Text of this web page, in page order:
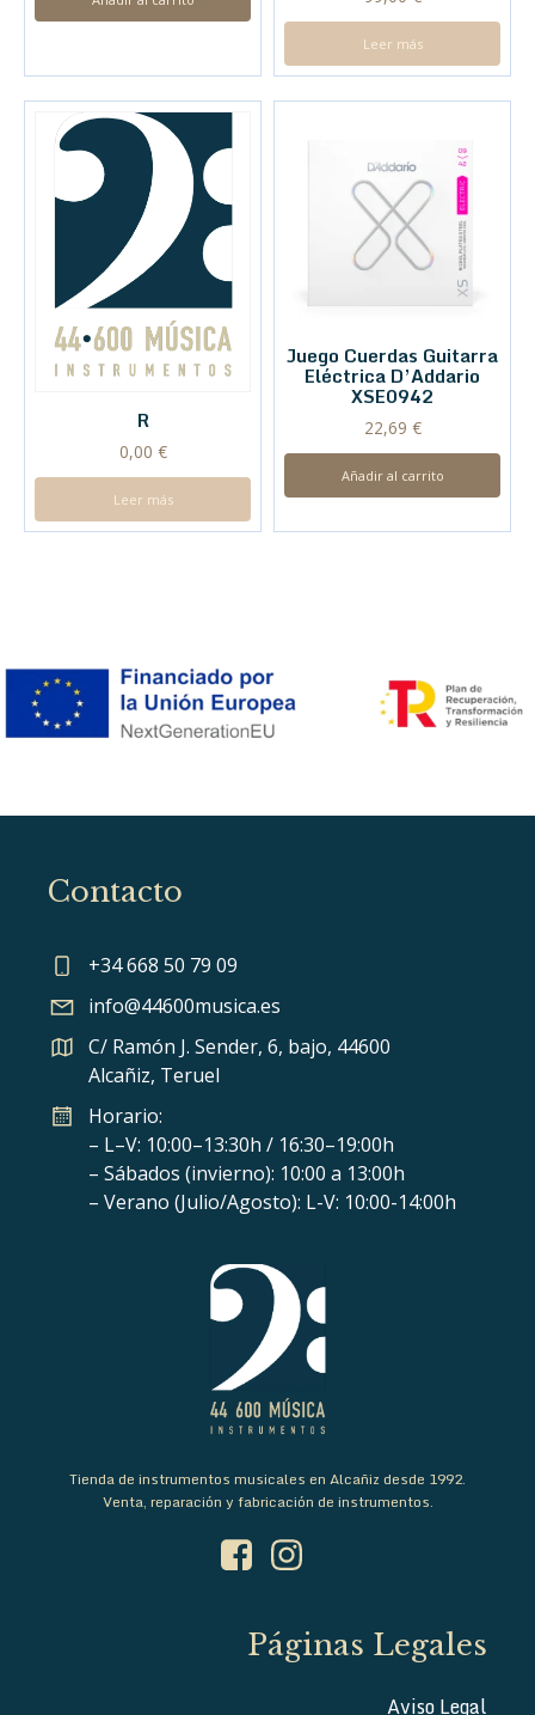
Leer más
R
0,00 €
Leer más
Juego Cuerdas Guitarra
Eléctrica D’Addario
XSE0942
22,69 €
Añadir al carrito
Contacto
+34 668 50 79 09
info@44600musica.es
C/ Ramón J. Sender, 6, bajo, 44600
Alcañiz, Teruel
Horario:
– L–V: 10:00–13:30h / 16:30–19:00h
– Sábados (invierno): 10:00 a 13:00h
– Verano (Julio/Agosto): L-V: 10:00-14:00h
Tienda de instrumentos musicales en Alcañiz desde 1992.
Venta, reparación y fabricación de instrumentos.
Páginas Legales
Aviso Legal